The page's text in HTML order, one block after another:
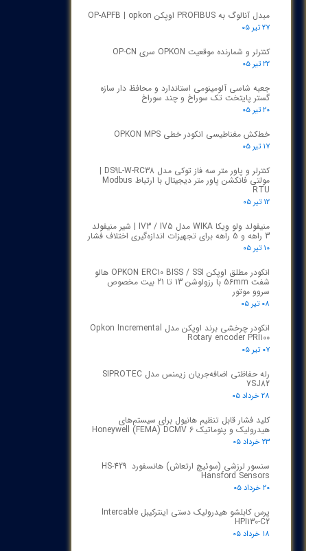
مبدل آنالوگ به PROFIBUS اوپکن OP-APFB | opkon
۲۷ تیر ۰۵
کنترلر و شمارنده موقعیت OPKON سری OP-CN
۲۲ تیر ۰۵
جعبه شاسی آلومینومی استاندارد و محافظ دار سازه
گستر پایتخت تک سوراخ و چند سوراخ
۲۰ تیر ۰۵
خط‌کش مغناطیسی انکودر خطی OPKON MPS
۱۷ تیر ۰۵
کنترلر و پاور متر سه فاز توکی مدل DS9L-W-RC38 |
مولتی فانکشن پاور متر دیجیتال با ارتباط Modbus
RTU
۱۲ تیر ۰۵
منیفولد ولو ویکا WIKA مدل IV3 / IV5 | شیر منیفولد
3 راهه و 5 راهه برای تجهیزات اندازه‌گیری اختلاف فشار
۱۰ تیر ۰۵
انکودر مطلق اوپکن OPKON ERC10 BISS / SSI هالو
شفت 56mm با رزولوشن 13 تا 21 بیت مخصوص
سروو موتور
۰۸ تیر ۰۵
انکودر چرخشی برند اوپکن مدل Opkon Incremental
Rotary encoder PRI100
۰۷ تیر ۰۵
رله حفاظتی اضافه‌جریان زیمنس مدل SIPROTEC
7SJ82
۲۸ خرداد ۰۵
کلید فشار قابل تنظیم هانیول برای سیستم‌های
هیدرولیک و پنوماتیک Honeywell (FEMA) DCMV 6
۲۳ خرداد ۰۵
سنسور لرزشی (سوئیچ ارتعاش) هانسفورد HS-429
Hansford Sensors
۲۰ خرداد ۰۵
پرس کابلشو هیدرولیک دستی اینترکیبل Intercable
HPI130-C2
۱۸ خرداد ۰۵